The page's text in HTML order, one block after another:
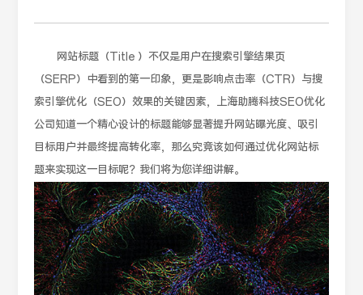
网站标题（Title ）不仅是用户在搜索引擎结果页
（SERP）中看到的第一印象，更是影响点击率（CTR）与搜
索引擎优化（SEO）效果的关键因素，上海助腾科技SEO优化
公司知道一个精心设计的标题能够显著提升网站曝光度、吸引
目标用户并最终提高转化率，那么究竟该如何通过优化网站标
题来实现这一目标呢？我们将为您详细讲解。